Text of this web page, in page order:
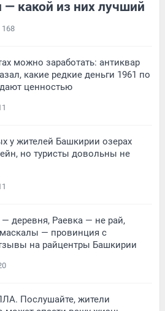
какой из них лучший
168
можно заработать: антиквар
какие редкие деньги 1961 по
ценностью
у жителей Башкирии озерах
но туристы довольны не
деревня, Раевка — не рай,
— провинция с
на райцентры Башкирии
Послушайте, жители